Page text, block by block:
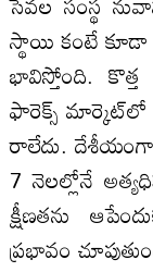
స్థాయి కంటే
భావిస్తోంది.
ఫారెక్స్‌ మార్కెట్‌లో
రాలేదు. దేశీయంగా
7 నెలల్లోనే
క్షీణతను
ప్రభావం